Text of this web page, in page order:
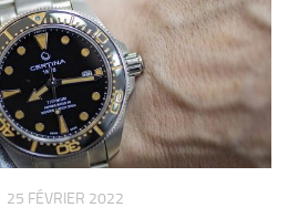
25 FÉVRIER 2022